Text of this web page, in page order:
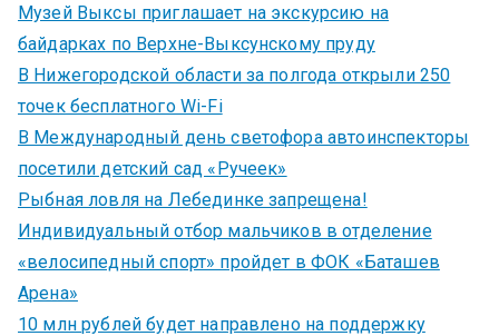
Музей Выксы приглашает на экскурсию на
байдарках по Верхне-Выксунскому пруду
В Нижегородской области за полгода открыли 250
точек бесплатного Wi-Fi
В Международный день светофора автоинспекторы
посетили детский сад «Ручеек»
Рыбная ловля на Лебединке запрещена!
Индивидуальный отбор мальчиков в отделение
«велосипедный спорт» пройдет в ФОК «Баташев
Арена»
10 млн рублей будет направлено на поддержку